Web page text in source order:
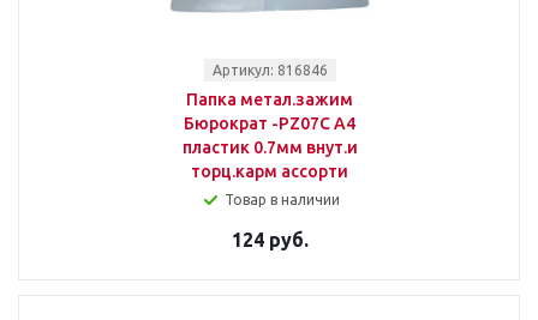
Артикул: 816846
Папка метал.зажим
Бюрократ -PZ07C A4
пластик 0.7мм внут.и
торц.карм ассорти
Товар в наличии
124 руб.